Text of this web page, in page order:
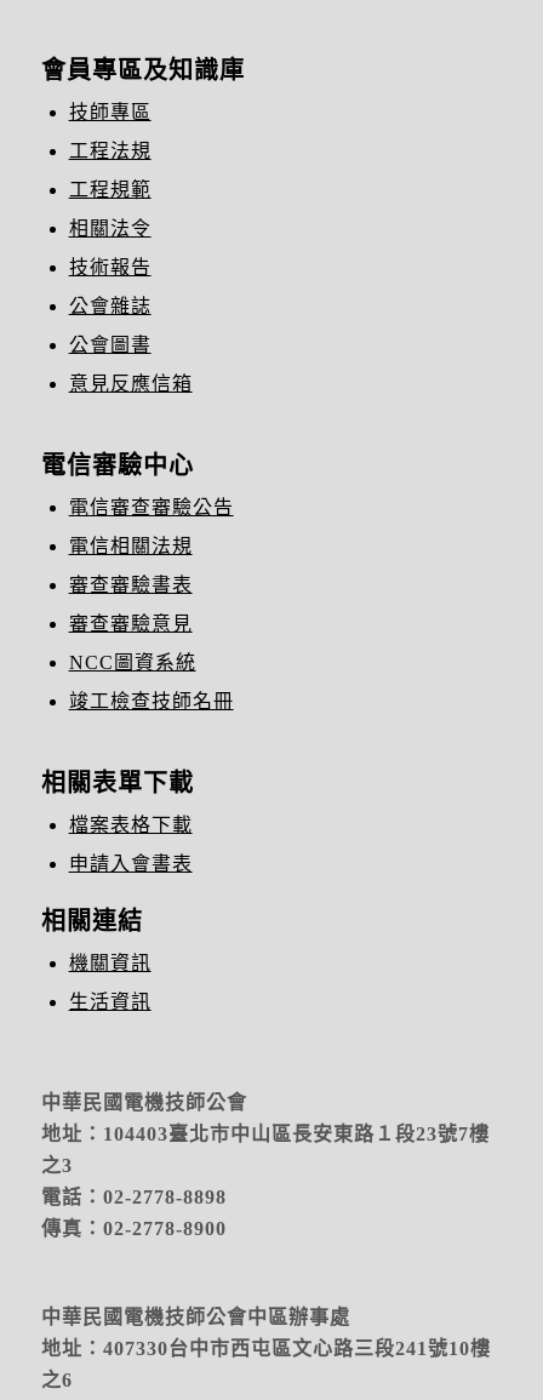
會員專區及知識庫
技師專區
工程法規
工程規範
相關法令
技術報告
公會雜誌
公會圖書
意見反應信箱
電信審驗中心
電信審查審驗公告
電信相關法規
審查審驗書表
審查審驗意見
NCC圖資系統
竣工檢查技師名冊
相關表單下載
檔案表格下載
申請入會書表
相關連結
機關資訊
生活資訊
中華民國電機技師公會
地址：104403臺北市中山區長安東路１段23號7樓
之3
電話：02-2778-8898
傳真：02-2778-8900
中華民國電機技師公會中區辦事處
地址： 407330台中市西屯區文心路三段241號10樓
之6